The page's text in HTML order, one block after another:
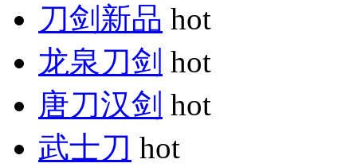
刀剑新品 hot
龙泉刀剑 hot
唐刀汉剑 hot
武士刀 hot